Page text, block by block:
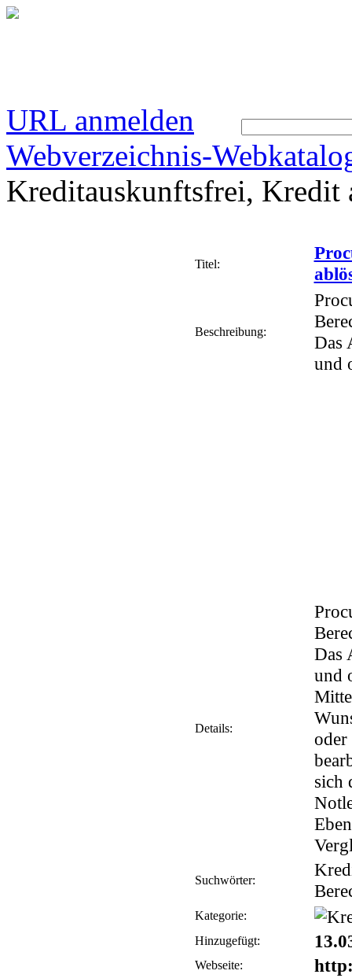
URL anmelden
Webverzeichnis-
Kreditauskunftsfrei, Kredit
Titel:
Beschreibung:
Das
und
Details:
Das
und
sich
Suchwörter:
Kategorie:
Hinzugefügt:
Webseite: